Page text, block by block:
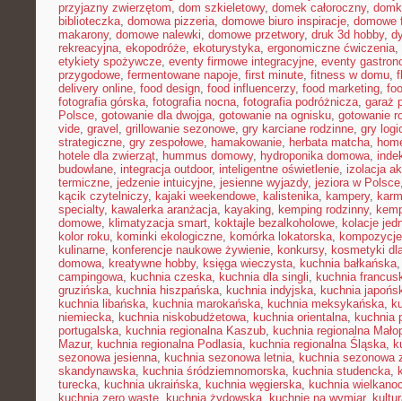
przyjazny zwierzętom, dom szkieletowy, domek całoroczny,
biblioteczka, domowa pizzeria, domowe biuro inspiracje, domowe
makarony, domowe nalewki, domowe przetwory, druk 3d hobby,
rekreacyjna, ekopodróże, ekoturystyka, ergonomiczne ćwiczenia,
etykiety spożywcze, eventy firmowe integracyjne, eventy
przygodowe, fermentowane napoje, first minute, fitness w domu,
delivery online, food design, food influencerzy, food marketing,
fotografia górska, fotografia nocna, fotografia podróżnicza, garaż
Polsce, gotowanie dla dwojga, gotowanie na ognisku, gotowanie
vide, gravel , grillowanie sezonowe, gry karciane rodzinne, gry
strategiczne, gry zespołowe, hamakowanie, herbata matcha,
hotele dla zwierząt, hummus domowy, hydroponika domowa,
budowlane, integracja outdoor, inteligentne oświetlenie, izolacja
termiczne, jedzenie intuicyjne, jesienne wyjazdy, jeziora w Polsce
kącik czytelniczy, kajaki weekendowe, kalistenika, kampery,
specialty, kawalerka aranżacja, kayaking, kemping rodzinny,
domowe, klimatyzacja smart, koktajle bezalkoholowe, kolacje
kolor roku, kominki ekologiczne, komórka lokatorska,
kulinarne, konferencje naukowe żywienie, konkursy, kosmetyki
domowa, kreatywne hobby, księga wieczysta, kuchnia bałkańska
campingowa, kuchnia czeska, kuchnia dla singli, kuchnia
gruzińska, kuchnia hiszpańska, kuchnia indyjska, kuchnia
kuchnia libańska, kuchnia marokańska, kuchnia meksykańska,
niemiecka, kuchnia niskobudżetowa, kuchnia orientalna, kuchnia
portugalska, kuchnia regionalna Kaszub, kuchnia regionalna
Mazur, kuchnia regionalna Podlasia, kuchnia regionalna Śląska,
sezonowa jesienna, kuchnia sezonowa letnia, kuchnia sezonowa
skandynawska, kuchnia śródziemnomorska, kuchnia studencka,
turecka, kuchnia ukraińska, kuchnia węgierska, kuchnia
kuchnia zero waste, kuchnia żydowska, kuchnie na wymiar,